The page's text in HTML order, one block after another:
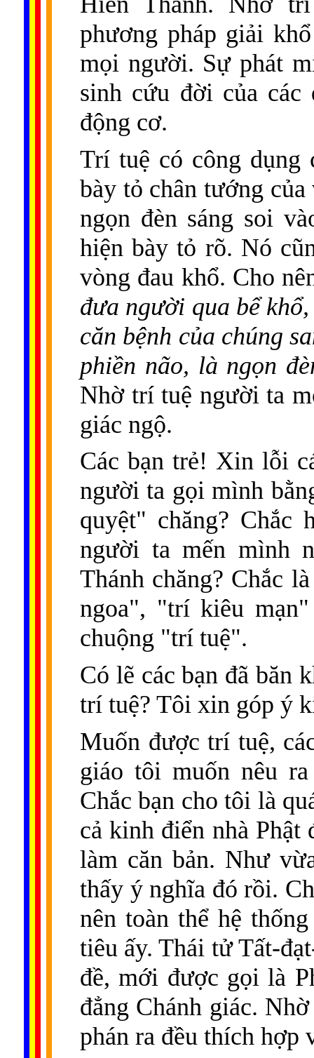
phương pháp giải
mọi người. Sự phát
sinh cứu đời của
động cơ.
Trí tuệ có công dụng
bày tỏ chân tướng
ngọn đèn sáng soi
hiện bày tỏ rõ. Nó
vòng đau khổ. Cho
đưa người qua bể
căn bệnh của chúng
phiền não, là ngọn
Nhờ trí tuệ người ta
giác ngộ.
Các bạn trẻ! Xin lỗi
người ta gọi mình
quyệt" chăng? Chắc
người ta mến mình
Thánh chăng? Chắc
ngoa", "trí kiêu
chuộng "trí tuệ".
Có lẽ các bạn đã băn
trí tuệ? Tôi xin góp ý
Muốn được trí tuệ,
giáo tôi muốn nêu
Chắc bạn cho tôi là
cả kinh điển nhà Phật
làm căn bản. Như
thấy ý nghĩa đó rồi.
nên toàn thể hệ
tiêu ấy. Thái tử Tất-
đề, mới được gọi là
đẳng Chánh giác.
phán ra đều thích hợp